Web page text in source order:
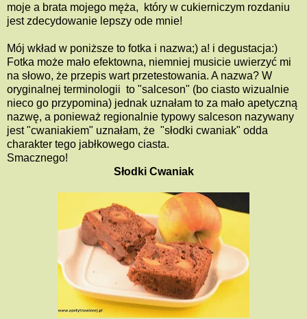
moje a brata mojego męża, który w cukierniczym rozdaniu
jest zdecydowanie lepszy ode mnie!
Mój wkład w poniższe to fotka i nazwa;) a! i degustacja:)
Fotka może mało efektowna, niemniej musicie uwierzyć mi
na słowo, że przepis wart przetestowania. A nazwa? W
oryginalnej terminologii to "salceson" (bo ciasto wizualnie
nieco go przypomina) jednak uznałam to za mało apetyczną
nazwę, a ponieważ regionalnie typowy salceson nazywany
jest "cwaniakiem" uznałam, że "słodki cwaniak" odda
charakter tego jabłkowego ciasta.
Smacznego!
Słodki Cwaniak